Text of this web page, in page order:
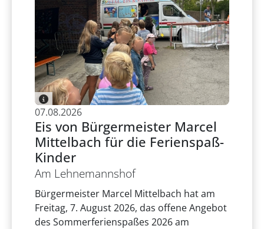
07.08.2026
Eis von Bürgermeister Marcel
Mittelbach für die Ferienspaß-
Kinder
Am Lehnemannshof
Bürgermeister Marcel Mittelbach hat am
Freitag, 7. August 2026, das offene Angebot
des Sommerferienspaßes 2026 am